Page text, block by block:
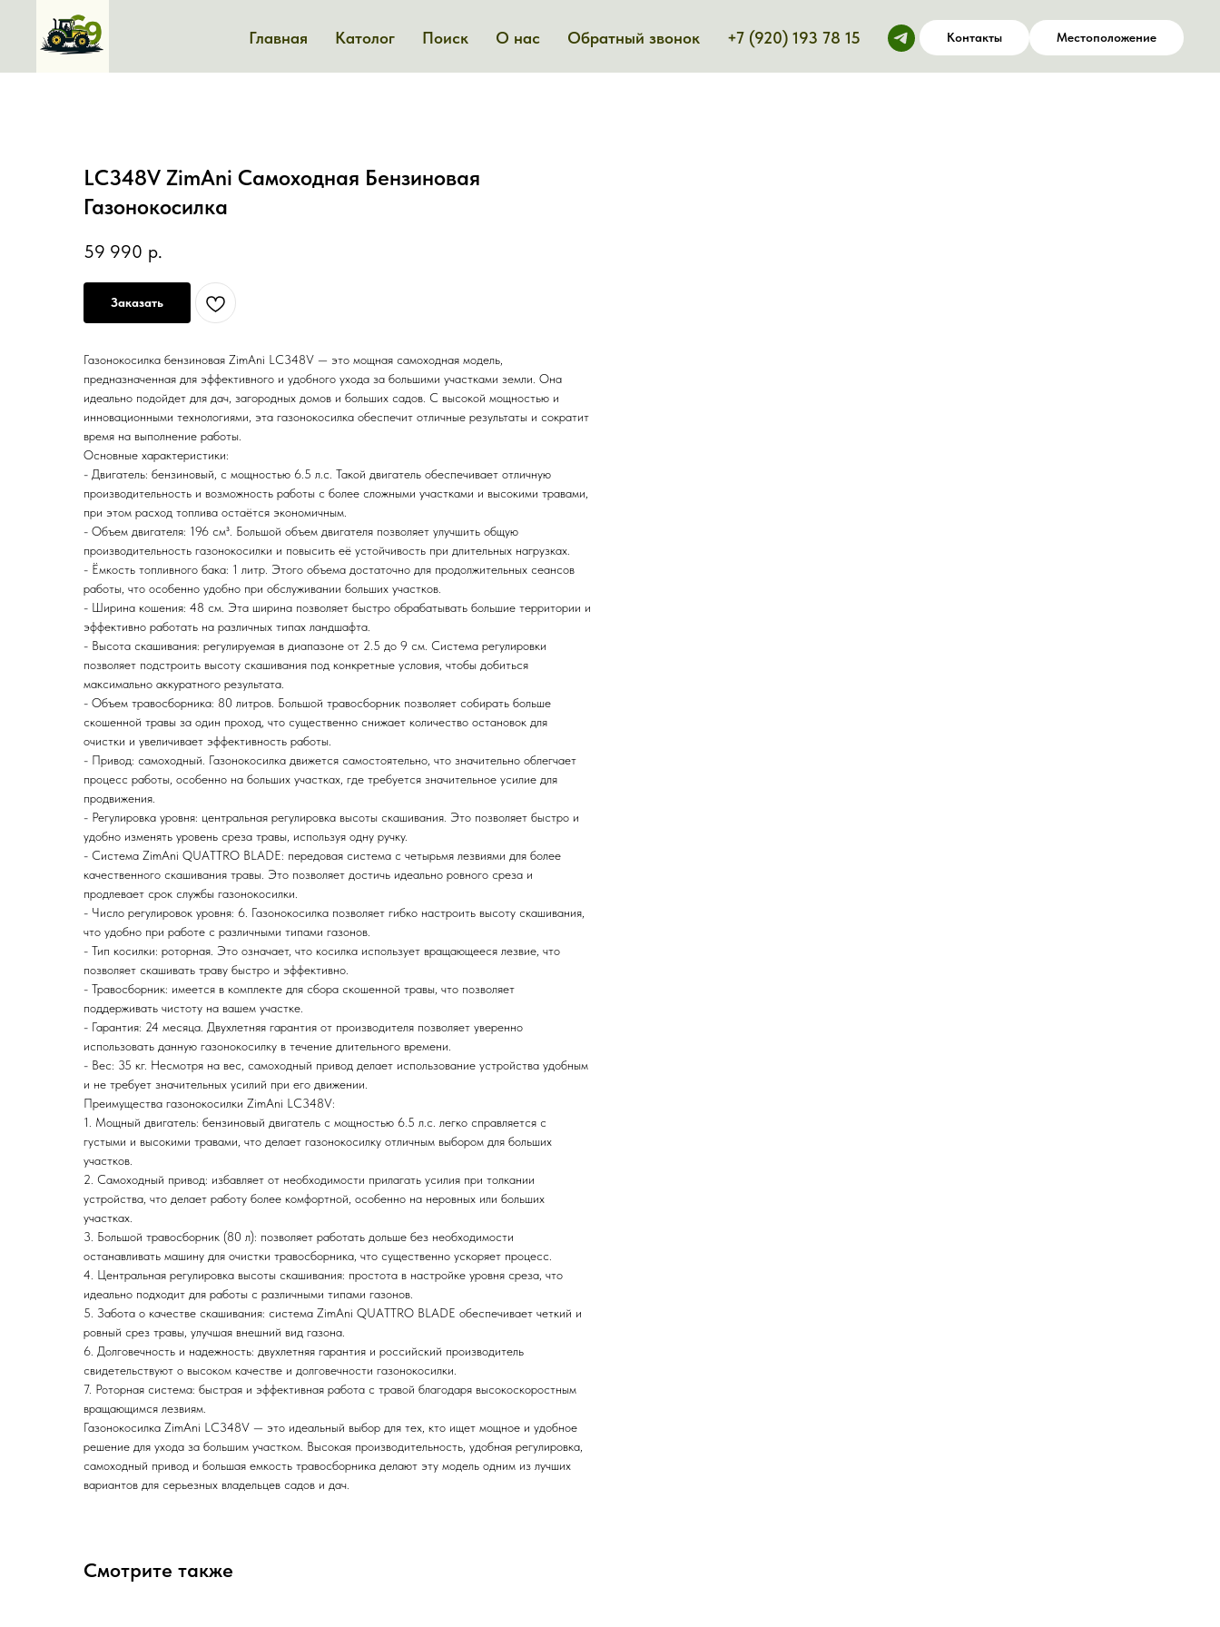
Главная Католог Поиск О нас Обратный звонок +7 (920) 193 78 15 Контакты Местоположение
LC348V ZimAni Cамоходная Бензиновая
Газонокосилка
59 990 р.
Заказать
Газонокосилка бензиновая ZimAni LC348V — это мощная самоходная модель,
предназначенная для эффективного и удобного ухода за большими участками земли. Она
идеально подойдет для дач, загородных домов и больших садов. С высокой мощностью и
инновационными технологиями, эта газонокосилка обеспечит отличные результаты и сократит
время на выполнение работы.
Основные характеристики:
- Двигатель: бензиновый, с мощностью 6.5 л.с. Такой двигатель обеспечивает отличную
производительность и возможность работы с более сложными участками и высокими травами,
при этом расход топлива остаётся экономичным.
- Объем двигателя: 196 см³. Большой объем двигателя позволяет улучшить общую
производительность газонокосилки и повысить её устойчивость при длительных нагрузках.
- Ёмкость топливного бака: 1 литр. Этого объема достаточно для продолжительных сеансов
работы, что особенно удобно при обслуживании больших участков.
- Ширина кошения: 48 см. Эта ширина позволяет быстро обрабатывать большие территории и
эффективно работать на различных типах ландшафта.
- Высота скашивания: регулируемая в диапазоне от 2.5 до 9 см. Система регулировки
позволяет подстроить высоту скашивания под конкретные условия, чтобы добиться
максимально аккуратного результата.
- Объем травосборника: 80 литров. Большой травосборник позволяет собирать больше
скошенной травы за один проход, что существенно снижает количество остановок для
очистки и увеличивает эффективность работы.
- Привод: самоходный. Газонокосилка движется самостоятельно, что значительно облегчает
процесс работы, особенно на больших участках, где требуется значительное усилие для
продвижения.
- Регулировка уровня: центральная регулировка высоты скашивания. Это позволяет быстро и
удобно изменять уровень среза травы, используя одну ручку.
- Система ZimAni QUATTRO BLADE: передовая система с четырьмя лезвиями для более
качественного скашивания травы. Это позволяет достичь идеально ровного среза и
продлевает срок службы газонокосилки.
- Число регулировок уровня: 6. Газонокосилка позволяет гибко настроить высоту скашивания,
что удобно при работе с различными типами газонов.
- Тип косилки: роторная. Это означает, что косилка использует вращающееся лезвие, что
позволяет скашивать траву быстро и эффективно.
- Травосборник: имеется в комплекте для сбора скошенной травы, что позволяет
поддерживать чистоту на вашем участке.
- Гарантия: 24 месяца. Двухлетняя гарантия от производителя позволяет уверенно
использовать данную газонокосилку в течение длительного времени.
- Вес: 35 кг. Несмотря на вес, самоходный привод делает использование устройства удобным
и не требует значительных усилий при его движении.
Преимущества газонокосилки ZimAni LC348V:
1. Мощный двигатель: бензиновый двигатель с мощностью 6.5 л.с. легко справляется с
густыми и высокими травами, что делает газонокосилку отличным выбором для больших
участков.
2. Самоходный привод: избавляет от необходимости прилагать усилия при толкании
устройства, что делает работу более комфортной, особенно на неровных или больших
участках.
3. Большой травосборник (80 л): позволяет работать дольше без необходимости
останавливать машину для очистки травосборника, что существенно ускоряет процесс.
4. Центральная регулировка высоты скашивания: простота в настройке уровня среза, что
идеально подходит для работы с различными типами газонов.
5. Забота о качестве скашивания: система ZimAni QUATTRO BLADE обеспечивает четкий и
ровный срез травы, улучшая внешний вид газона.
6. Долговечность и надежность: двухлетняя гарантия и российский производитель
свидетельствуют о высоком качестве и долговечности газонокосилки.
7. Роторная система: быстрая и эффективная работа с травой благодаря высокоскоростным
вращающимся лезвиям.
Газонокосилка ZimAni LC348V — это идеальный выбор для тех, кто ищет мощное и удобное
решение для ухода за большим участком. Высокая производительность, удобная регулировка,
самоходный привод и большая емкость травосборника делают эту модель одним из лучших
вариантов для серьезных владельцев садов и дач.
Смотрите также